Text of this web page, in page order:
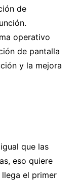
de
operativo
de pantalla
y la mejora
que las
eso quiere
el primer